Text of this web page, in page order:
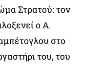
Στρατού: τον
ο Α.
στο
του, του